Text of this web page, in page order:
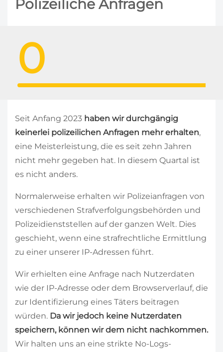
Polizeiliche Anfragen
0
Seit Anfang 2023 haben wir durchgängig
keinerlei polizeilichen Anfragen mehr erhalten,
eine Meisterleistung, die es seit zehn Jahren
nicht mehr gegeben hat. In diesem Quartal ist
es nicht anders.
Normalerweise erhalten wir Polizeianfragen von
verschiedenen Strafverfolgungsbehörden und
Polizeidienststellen auf der ganzen Welt. Dies
geschieht, wenn eine strafrechtliche Ermittlung
zu einer unserer IP-Adressen führt.
Wir erhielten eine Anfrage nach Nutzerdaten
wie der IP-Adresse oder dem Browserverlauf, die
zur Identifizierung eines Täters beitragen
würden. Da wir jedoch keine Nutzerdaten
speichern, können wir dem nicht nachkommen.
Wir halten uns an eine strikte No-Logs-